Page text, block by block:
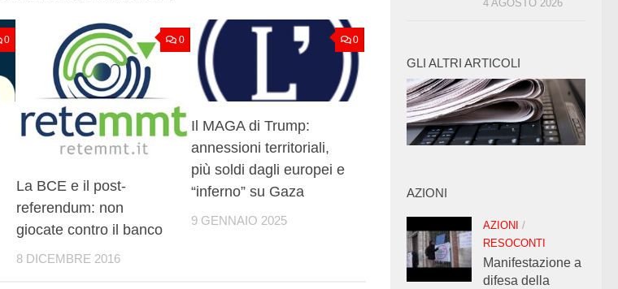
0 0
La BCE e il post-
referendum: non
giocate contro il banco
8 DICEMBRE 2016
0
Il MAGA di Trump:
annessioni territoriali,
più soldi dagli europei e
“inferno” su Gaza
9 GENNAIO 2025
4 AGOSTO 2026
GLI ALTRI ARTICOLI
AZIONI
AZIONI /
RESOCONTI
Manifestazione a
difesa della